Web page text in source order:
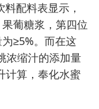
料配料表显示，
葡糖浆，第四位
≥5%。而在这
浓缩汁的添加量
计算，奉化水蜜